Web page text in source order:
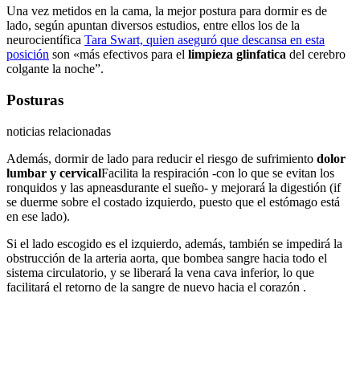
Una vez metidos en la cama, la mejor postura para dormir es de
lado, según apuntan diversos estudios, entre ellos los de la
neurocientífica Tara Swart, quien aseguró que descansa en esta
posición son «más efectivos para el limpieza glinfatica del cerebro
colgante la noche”.
Posturas
noticias relacionadas
Además, dormir de lado para reducir el riesgo de sufrimiento dolor
lumbar y cervicalFacilita la respiración -con lo que se evitan los
ronquidos y las apneasdurante el sueño- y mejorará la digestión (if
se duerme sobre el costado izquierdo, puesto que el estómago está
en ese lado).
Si el lado escogido es el izquierdo, además, también se impedirá la
obstrucción de la arteria aorta, que bombea sangre hacia todo el
sistema circulatorio, y se liberará la vena cava inferior, lo que
facilitará el retorno de la sangre de nuevo hacia el corazón .